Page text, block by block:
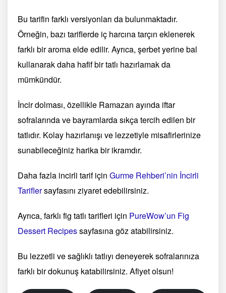
Bu tarifin farklı versiyonları da bulunmaktadır.
Örneğin, bazı tariflerde iç harcına tarçın eklenerek
farklı bir aroma elde edilir. Ayrıca, şerbet yerine bal
kullanarak daha hafif bir tatlı hazırlamak da
mümkündür.
İncir dolması, özellikle Ramazan ayında iftar
sofralarında ve bayramlarda sıkça tercih edilen bir
tatlıdır. Kolay hazırlanışı ve lezzetiyle misafirlerinize
sunabileceğiniz harika bir ikramdır.
Daha fazla incirli tarif için Gurme Rehberi’nin İncirli
Tariflersayfasını ziyaret edebilirsiniz.
Ayrıca, farklı fig tatlı tarifleri için PureWow’un Fig
Dessert Recipessayfasına göz atabilirsiniz.
Bu lezzetli ve sağlıklı tatlıyı deneyerek sofralarınıza
farklı bir dokunuş katabilirsiniz. Afiyet olsun!